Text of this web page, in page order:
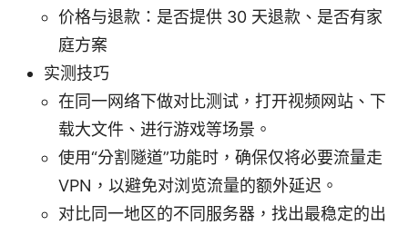
价格与退款：是否提供 30 天退款、是否有家
庭方案
实测技巧
在同一网络下做对比测试，打开视频网站、下
载大文件、进行游戏等场景。
使用“分割隧道”功能时，确保仅将必要流量走
VPN，以避免对浏览流量的额外延迟。
对比同一地区的不同服务器，找出最稳定的出